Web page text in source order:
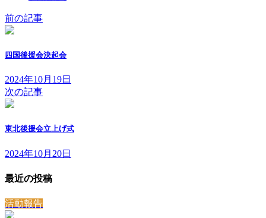
前の記事
四国後援会決起会
2024年10月19日
次の記事
東北後援会立上げ式
2024年10月20日
最近の投稿
活動報告